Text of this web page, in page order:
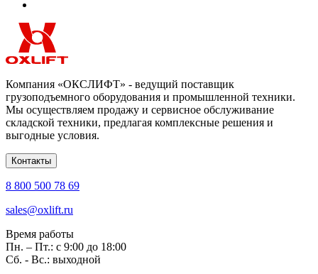
Компания «ОКСЛИФТ» - ведущий поставщик
грузоподъемного оборудования и промышленной техники.
Мы осуществляем продажу и сервисное обслуживание
складской техники, предлагая комплексные решения и
выгодные условия.
Контакты
8 800 500 78 69
sales@oxlift.ru
Время работы
Пн. – Пт.: с 9:00 до 18:00
Сб. - Вс.: выходной